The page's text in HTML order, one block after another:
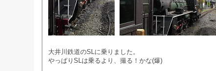
大井川鉄道のSLに乗りました。
やっぱりSLは乗るより、撮る！かな(爆)